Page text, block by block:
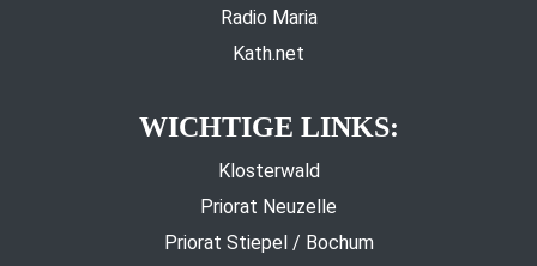
Radio Maria
Kath.net
WICHTIGE LINKS:
Klosterwald
Priorat Neuzelle
Priorat Stiepel / Bochum